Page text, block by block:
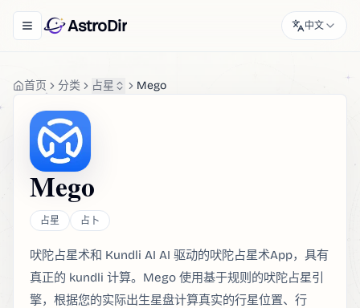
Toggle navigation menu
AstroDir 中文
首页 分类 占星 Mego
Mego
占星 占卜
吠陀占星术和 Kundli AI AI 驱动的吠陀占星术App，具有
真正的 kundli 计算。Mego 使用基于规则的吠陀占星引
擎，根据您的实际出生星盘计算真实的行星位置、行